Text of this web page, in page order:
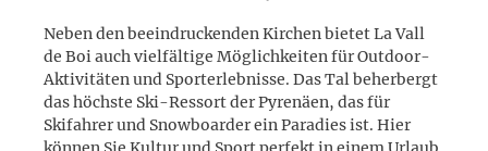
Neben den beeindruckenden Kirchen bietet La Vall
de Boi auch vielfältige Möglichkeiten für Outdoor-
Aktivitäten und Sporterlebnisse. Das Tal beherbergt
das höchste Ski-Ressort der Pyrenäen, das für
Skifahrer und Snowboarder ein Paradies ist. Hier